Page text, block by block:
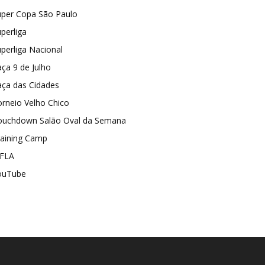
Copa São Paulo
Nacional
9 de Julho
das Cidades
Velho Chico
Salão Oval da Semana
Camp